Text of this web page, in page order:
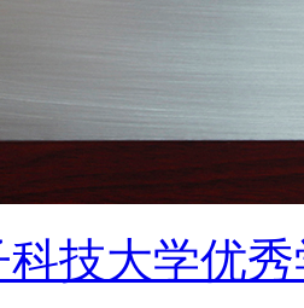
科技大学优